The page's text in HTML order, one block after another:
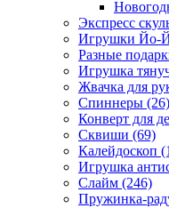
Экспресс
Игрушки Йо-
Разные
Игрушка
Жвачка для
Спиннеры (26)
Конверт для
Сквиши (69)
Калейдоскоп
Игрушка
Слайм (246)
Пружинка-